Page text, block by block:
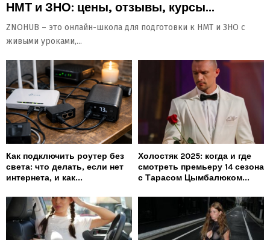
НМТ и ЗНО: цены, отзывы, курсы...
ZNOHUB – это онлайн-школа для подготовки к НМТ и ЗНО с
живыми уроками,...
Как подключить роутер без
света: что делать, если нет
интернета, и как...
Холостяк 2025: когда и где
смотреть премьеру 14 сезона
с Тарасом Цымбалюком...